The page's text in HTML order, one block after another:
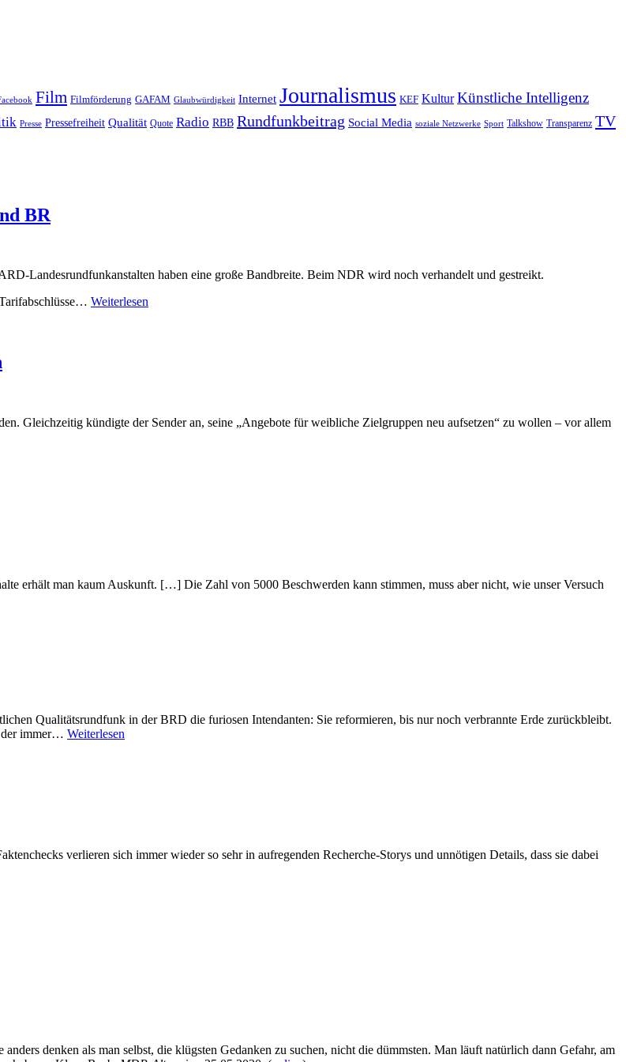
Film Filmförderung GAFAM Glaubwürdigkeit Internet Journalismus KEF Kultur Künstliche Intelligenz
Presse Pressefreiheit Qualität Quote Radio RBB Rundfunkbeitrag Social Media soziale Netzwerke Sport Talkshow Transparenz TV
BR
Landesrundfunkanstalten haben eine große Bandbreite. Beim NDR wird noch verhandelt und gestreikt.
Weiterlesen
Gleichzeitig kündigte der Sender an, seine „Angebote für weibliche Zielgruppen neu aufsetzen“ zu wollen – vor allem
erhält man kaum Auskunft. […] Die Zahl von 5000 Beschwerden kann stimmen, muss aber nicht, wie unser Versuch
Qualitätsrundfunk in der BRD die furiosen Intendanten: Sie reformieren, bis nur noch verbrannte Erde zurückbleibt.
der immer… Weiterlesen
verlieren sich immer wieder so sehr in aufregenden Recherche-Storys und unnötigen Details, dass sie dabei
denken als man selbst, die klügsten Gedanken zu suchen, nicht die dümmsten. Man läuft natürlich dann Gefahr, am